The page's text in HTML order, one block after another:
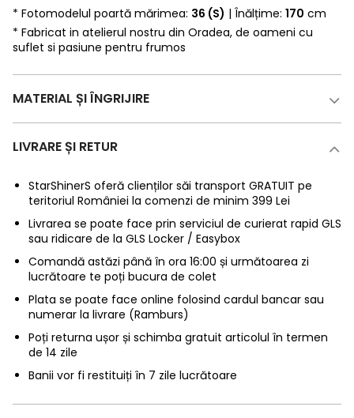
* Fotomodelul poartă mărimea: 36 (S) | Înălțime: 170 cm
* Fabricat in atelierul nostru din Oradea, de oameni cu
suflet si pasiune pentru frumos
MATERIAL ȘI ÎNGRIJIRE
LIVRARE ȘI RETUR
StarShinerS oferă clienților săi transport GRATUIT pe
teritoriul României la comenzi de minim 399 Lei
Livrarea se poate face prin serviciul de curierat rapid GLS
sau ridicare de la GLS Locker / Easybox
Comandă astăzi până în ora 16:00 și următoarea zi
lucrătoare te poți bucura de colet
Plata se poate face online folosind cardul bancar sau
numerar la livrare (Ramburs)
Poți returna ușor și schimba gratuit articolul în termen
de 14 zile
Banii vor fi restituiți în 7 zile lucrătoare